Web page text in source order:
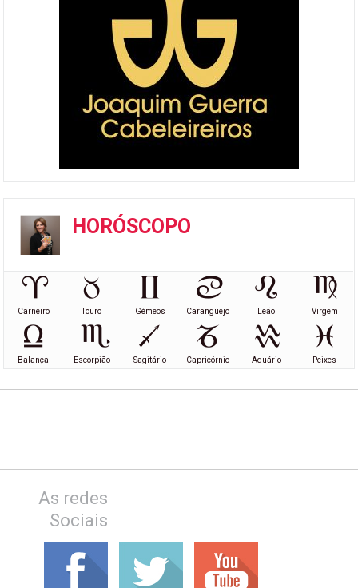
HORÓSCOPO
Carneiro Touro Gémeos Caranguejo Leão Virgem
Balança Escorpião Sagitário Capricórnio Aquário Peixes
As redes
Sociais